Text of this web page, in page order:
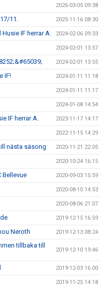
2026-03-05 09:38
11. 2025-11-16 08:30
IF herrar A. 2024-02-06 09:33
2024-02-01 13:57
2024-02-01 13:55
IF! 2024-01-11 11:18
2024-01-11 11:17
2024-01-08 14:54
IF herrar A. 2023-11-17 14:17
2022-11-15 14:29
nästa säsong 2020-11-21 22:05
2020-10-24 16:15
Bellevue 2020-09-03 15:59
2020-08-10 14:53
2020-08-06 21:07
2019-12-15 16:59
Neroth 2019-12-13 08:24
tillbaka till
2019-12-10 19:46
2019-12-03 16:00
2019-11-25 14:18